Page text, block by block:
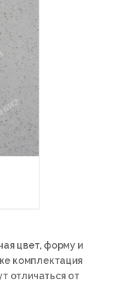
цвет, форму и
комплектация
отличаться от